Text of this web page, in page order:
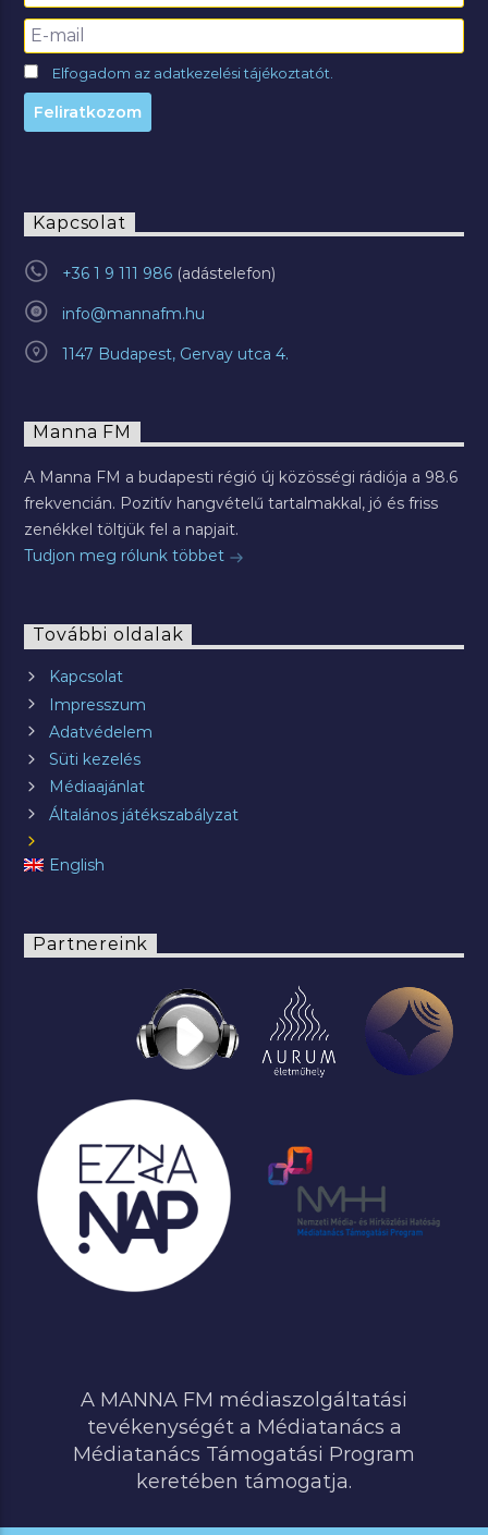
Elfogadom az adatkezelési tájékoztatót.
Kapcsolat
+36 1 9 111 986
info@mannafm.hu
1147 Budapest, Gervay utca 4.
Manna FM
A Manna FM a budapesti régió új közösségi rádiója a 98.6
frekvencián. Pozitív hangvételű tartalmakkal, jó és friss
zenékkel töltjük fel a napjait.
Tudjon meg rólunk többet
További oldalak
Kapcsolat
Impresszum
Adatvédelem
Süti kezelés
Médiaajánlat
Általános játékszabályzat
English
Partnereink
A MANNA FM médiaszolgáltatási
tevékenységét a Médiatanács a
Médiatanács Támogatási Program
keretében támogatja.